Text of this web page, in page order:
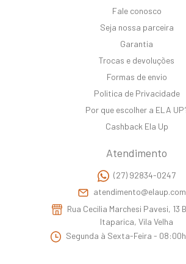
Fale conosco
Seja nossa parceira
Garantia
Trocas e devoluções
Formas de envio
Politica de Privacidade
Por que escolher a ELA
Cashback Ela Up
Atendimento
(27) 92834-0247
Rua Cecilia Marchesi Pavesi, 13
Itaparica, Vila Velha
Segunda à Sexta-Feira -